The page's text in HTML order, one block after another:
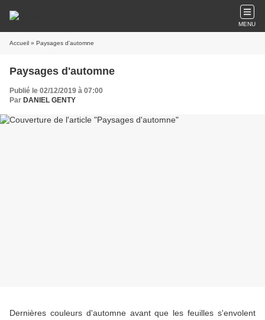
MENU
Accueil » Paysages d'automne
Paysages d'automne
Publié le 02/12/2019 à 07:00
Par DANIEL GENTY
Dernières couleurs d'automne avant que les feuilles s'envolent